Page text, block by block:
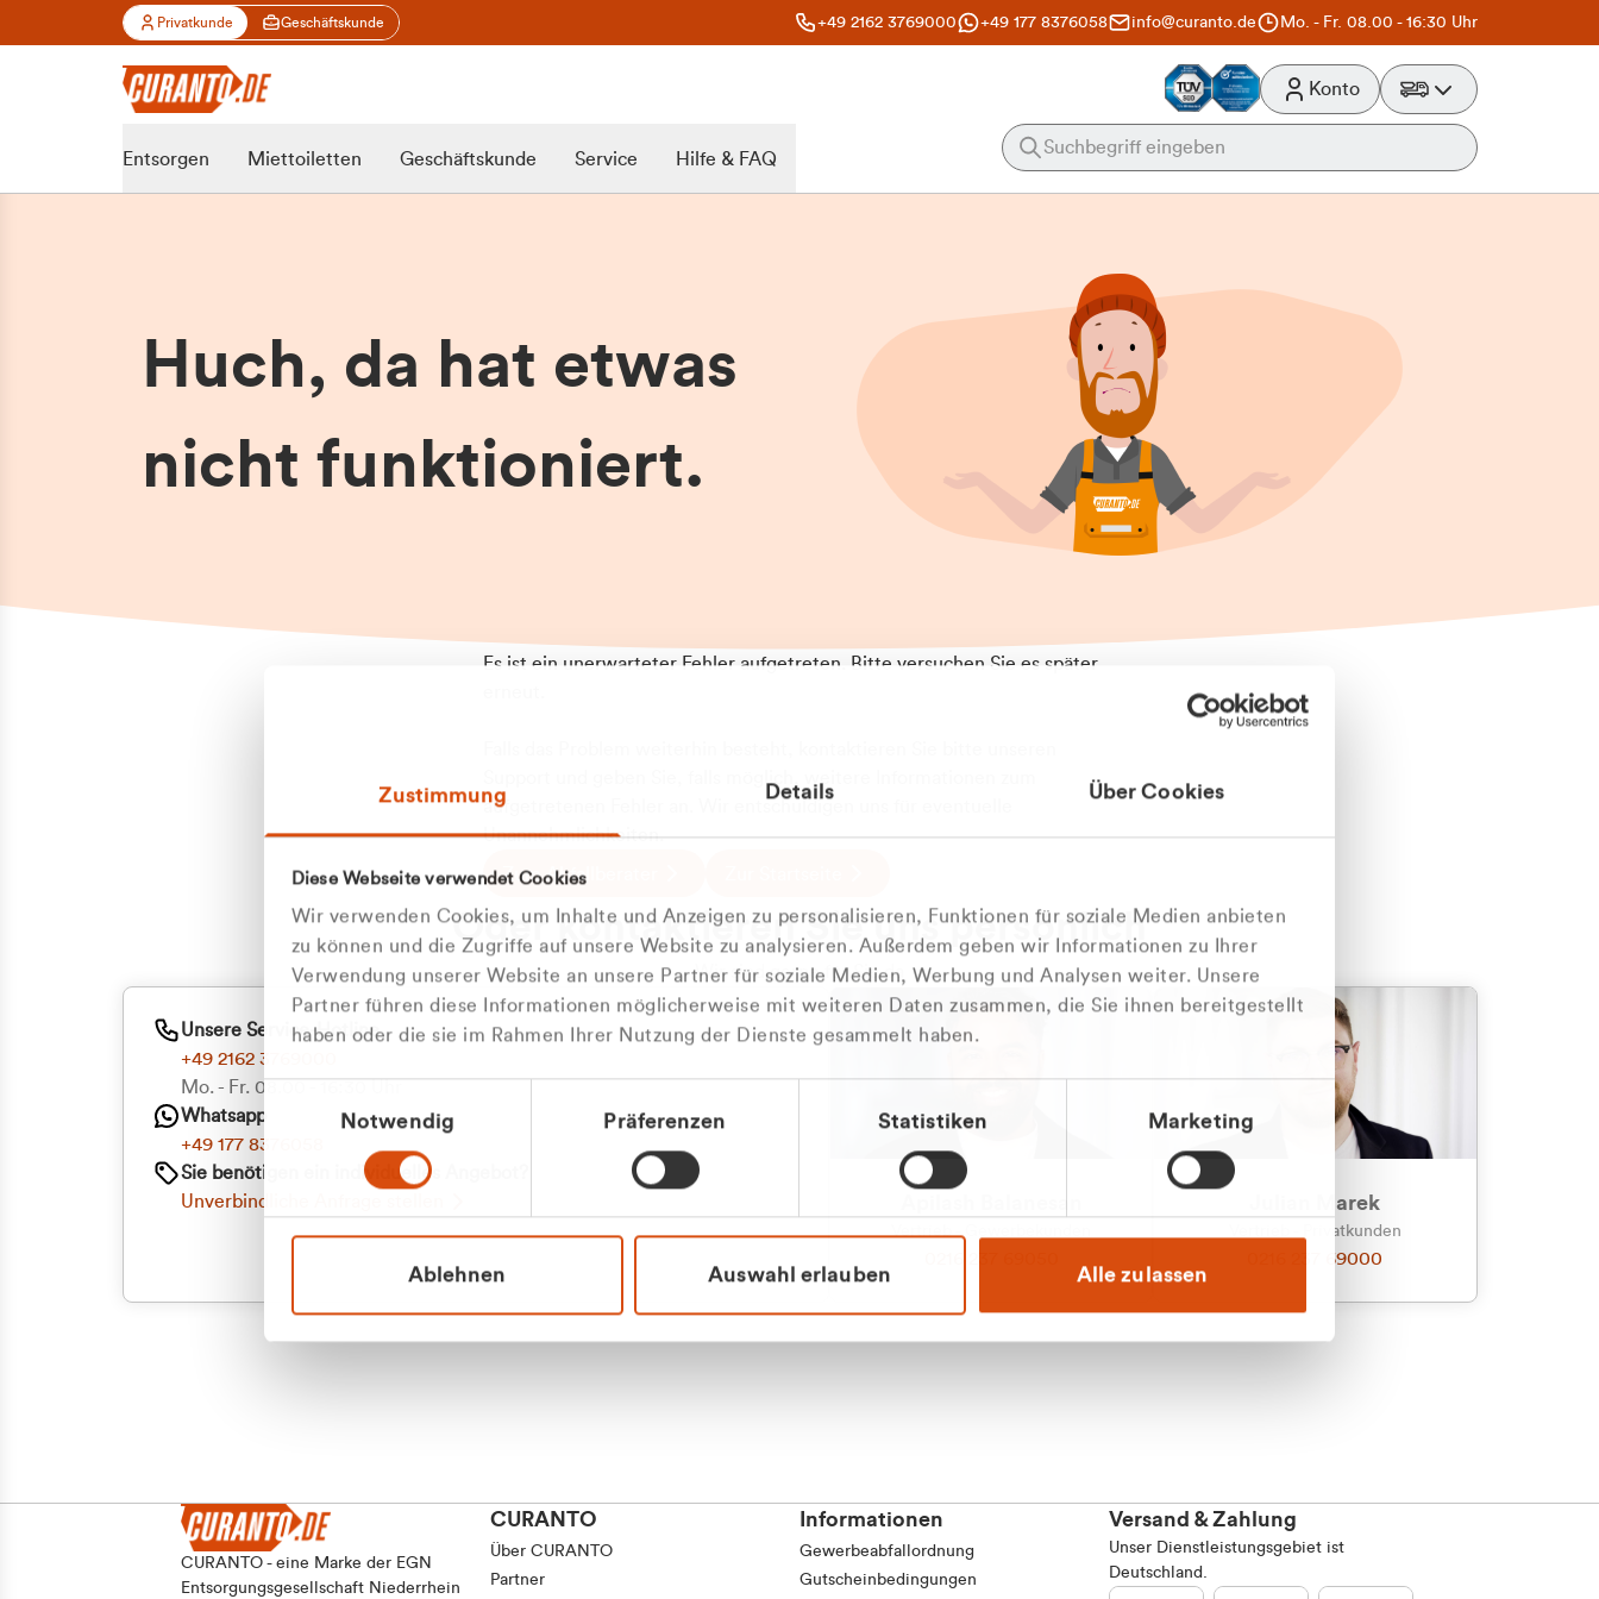
Zustimmung Details Über Cookies
Diese Webseite verwendet Cookies
Wir verwenden Cookies, um Inhalte und Anzeigen zu personalisieren, Funktionen für soziale Medien anbieten
zu können und die Zugriffe auf unsere Website zu analysieren. Außerdem geben wir Informationen zu Ihrer
Verwendung unserer Website an unsere Partner für soziale Medien, Werbung und Analysen weiter. Unsere
Partner führen diese Informationen möglicherweise mit weiteren Daten zusammen, die Sie ihnen bereitgestellt
haben oder die sie im Rahmen Ihrer Nutzung der Dienste gesammelt haben.
Einwilligungsauswahl
Notwendig Präferenzen Statistiken Marketing
Ablehnen Auswahl erlauben Alle zulassen
Privatkunde Geschäftskunde +49 2162 3769000 +49 177 8376058 info@curanto.de Mo. - Fr. 08.00 - 16:30 Uhr
Zu welcher
Kundengruppe
gehören Sie?
Privatkunde (inkl. MwSt.)
Geschäftskunde (exkl. MwSt.)
Konto
Entsorgen Miettoiletten Geschäftskunde Service Hilfe & FAQ
Huch, da hat etwas
nicht funktioniert.
Es ist ein unerwarteter Fehler aufgetreten. Bitte versuchen Sie es später
aufgetretenen Fehler an. Wir entschuldigen uns für eventuelle
Unannehmlichkeiten.
Zum Abfallberater
Oder kontaktieren Sie uns persönlich
Wir sind gerne für Sie da
Unsere Service-Hotline
+49 2162 3769000
Mo. - Fr. 08.00 - 16:30 Uhr
Whatsapp
+49 177 8376058
Sie benötigen ein individuelles Angebot?
Unverbindliche Anfrage stellen
Julian Marek
Vertrieb - Privatkunden
0216 237 69000
CURANTO - eine Marke der EGN
Entsorgungsgesellschaft Niederrhein
CURANTO
Über CURANTO
Partner
Informationen
Gewerbeabfallordnung
Gutscheinbedingungen
Versand & Zahlung
Unser Dienstleistungsgebiet ist
Deutschland.